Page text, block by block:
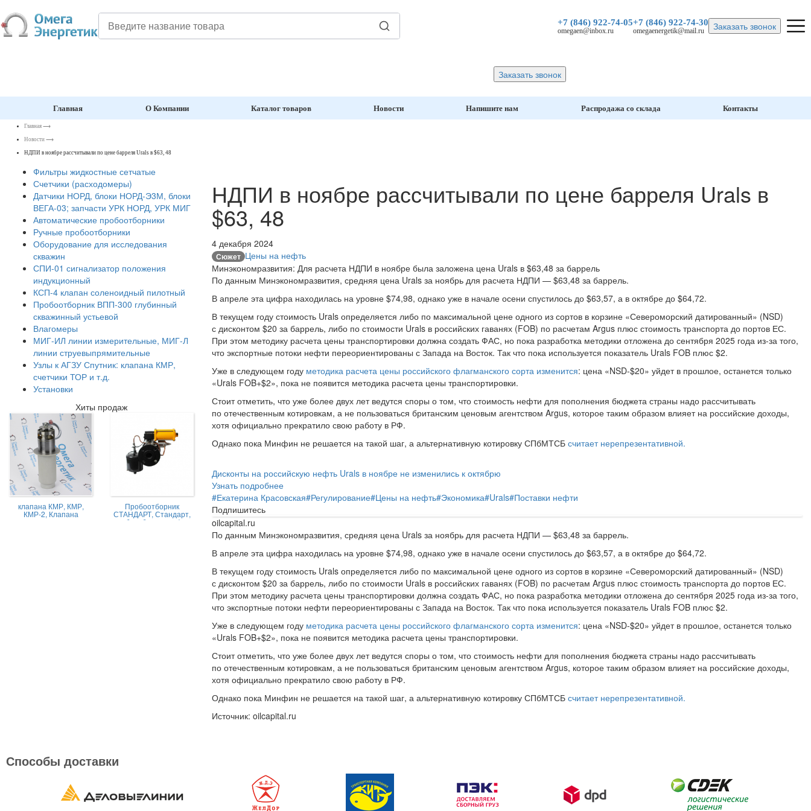
+7 (846) 922-74-05
omegaen@inbox.ru
+7 (846) 922-74-30
omegaenergetik@mail.ru Заказать звонок
Заказать звонок
Главная О Компании Каталог товаров Новости Напишите нам Распродажа со склада Контакты
Главная ⟶
Новости ⟶
НДПИ в ноябре рассчитывали по цене барреля Urals в $63, 48
НДПИ в ноябре рассчитывали по цене барреля Urals в
$63, 48
4 декабря 2024
Сюжет Цены на нефть
Минэкономразвития: Для расчета НДПИ в ноябре была заложена цена Urals в $63,48 за баррель
По данным Минэкономразвития, средняя цена Urals за ноябрь для расчета НДПИ — $63,48 за баррель.
В апреле эта цифра находилась на уровне $74,98, однако уже в начале осени спустилось до $63,57, а в октябре до $64,72.
В текущем году стоимость Urals определяется либо по максимальной цене одного из сортов в корзине «Североморский датированный» (NSD)
с дисконтом $20 за баррель, либо по стоимости Urals в российских гаванях (FOB) по расчетам Argus плюс стоимость транспорта до портов ЕС.
При этом методику расчета цены транспортировки должна создать ФАС, но пока разработка методики отложена до сентября 2025 года из-за того,
что экспортные потоки нефти переориентированы с Запада на Восток. Так что пока используется показатель Urals FOB плюс $2.
Уже в следующем году методика расчета цены российского флагманского сорта изменится: цена «NSD-$20» уйдет в прошлое, останется только
«Urals FOB+$2», пока не появится методика расчета цены транспортировки.
Стоит отметить, что уже более двух лет ведутся споры о том, что стоимость нефти для пополнения бюджета страны надо рассчитывать
по отечественным котировкам, а не пользоваться британским ценовым агентством Argus, которое таким образом влияет на российские доходы,
хотя официально прекратило свою работу в РФ.
Однако пока Минфин не решается на такой шаг, а альтернативную котировку СПбМТСБ считает нерепрезентативной.
Дисконты на российскую нефть Urals в ноябре не изменились к октябрю
Узнать подробнее
#Екатерина Красовская#Регулирование#Цены на нефть#Экономика#Urals#Поставки нефти
Подпишитесь
oilcapital.ru
По данным Минэкономразвития, средняя цена Urals за ноябрь для расчета НДПИ — $63,48 за баррель.
В апреле эта цифра находилась на уровне $74,98, однако уже в начале осени спустилось до $63,57, а в октябре до $64,72.
В текущем году стоимость Urals определяется либо по максимальной цене одного из сортов в корзине «Североморский датированный» (NSD)
с дисконтом $20 за баррель, либо по стоимости Urals в российских гаванях (FOB) по расчетам Argus плюс стоимость транспорта до портов ЕС.
При этом методику расчета цены транспортировки должна создать ФАС, но пока разработка методики отложена до сентября 2025 года из-за того,
что экспортные потоки нефти переориентированы с Запада на Восток. Так что пока используется показатель Urals FOB плюс $2.
Уже в следующем году методика расчета цены российского флагманского сорта изменится: цена «NSD-$20» уйдет в прошлое, останется только
«Urals FOB+$2», пока не появится методика расчета цены транспортировки.
Стоит отметить, что уже более двух лет ведутся споры о том, что стоимость нефти для пополнения бюджета страны надо рассчитывать
по отечественным котировкам, а не пользоваться британским ценовым агентством Argus, которое таким образом влияет на российские доходы,
хотя официально прекратило свою работу в РФ.
Однако пока Минфин не решается на такой шаг, а альтернативную котировку СПбМТСБ считает нерепрезентативной.
Источник: oilcapital.ru
Фильтры жидкостные сетчатые
Счетчики (расходомеры)
Датчики НОРД, блоки НОРД-Э3М, блоки
ВЕГА-03; запчасти УРК НОРД, УРК МИГ
Автоматические пробоотборники
Ручные пробоотборники
Оборудование для исследования
скважин
СПИ-01 сигнализатор положения
индукционный
КСП-4 клапан соленоидный пилотный
Пробоотборник ВПП-300 глубинный
скважинный устьевой
Влагомеры
МИГ-ИЛ линии измерительные, МИГ-Л
линии струевыпрямительные
Узлы к АГЗУ Спутник: клапана КМР,
счетчики ТОР и т.д.
Установки
Хиты продаж
клапана КМР, КМР,
КМР-2, Клапана
магниторегулируемые
Пробоотборник
СТАНДАРТ, Стандарт,
пробоотборник нефти,
Способы доставки